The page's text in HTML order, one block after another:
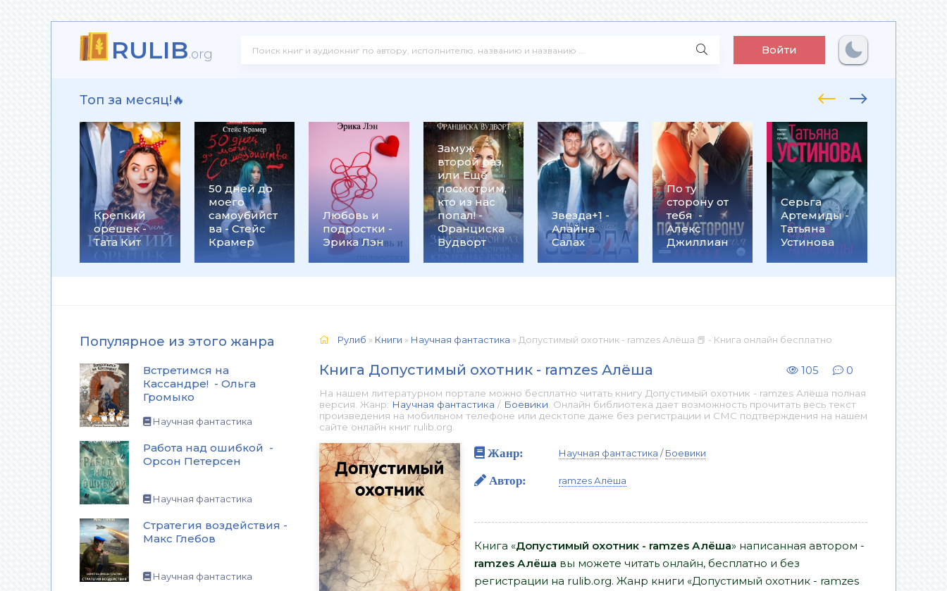
RULIB.org Войти
Топ за месяц!🔥
Крепкий
орешек -
Тата Кит
50 дней до
моего
самоубийст
ва - Стейс
Крамер
Любовь и
подростки -
Эрика Лэн
Замуж
второй раз,
или Ещё
посмотрим,
кто из нас
попал! -
Франциска
Вудворт
Звезда+1 -
Алайна
Салах
По ту
сторону от
тебя -
Алекс
Джиллиан
Серьга
Артемиды -
Татьяна
Устинова
на
- Ольга
Громыко
Популярное из этого жанра
Встретимся на
Кассандре! - Ольга
Громыко
Научная фантастика
Работа над ошибкой -
Орсон Петерсен
Научная фантастика
Стратегия воздействия -
Макс Глебов
Научная фантастика
Рулиб » Книги » Научная фантастика » Допустимый охотник - ramzes Алёша 📕 - Книга онлайн бесплатно
Книга Допустимый охотник - ramzes Алёша 105 0
На нашем литературном портале можно бесплатно читать книгу Допустимый охотник - ramzes Алёша полная
версия. Жанр: Научная фантастика / Боевики . Онлайн библиотека дает возможность прочитать весь текст
произведения на мобильном телефоне или десктопе даже без регистрации и СМС подтверждения на нашем
сайте онлайн книг rulib.org.
Жанр: Научная фантастика /Боевики
Автор: ramzes Алёша
Книга «Допустимый охотник - ramzes Алёша» написанная автором -
ramzes Алёша вы можете читать онлайн, бесплатно и без
регистрации на rulib.org. Жанр книги «Допустимый охотник - ramzes
- Ольга Громыко
Петерсен
Глебов
Лукьяненко